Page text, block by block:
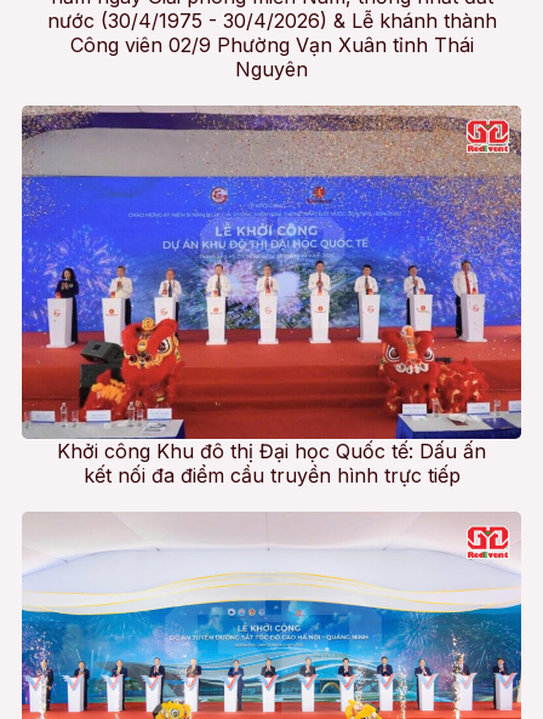
nước (30/4/1975 - 30/4/2026) & Lễ khánh thành
Công viên 02/9 Phường Vạn Xuân tỉnh Thái
Nguyên
Khởi công Khu đô thị Đại học Quốc tế: Dấu ấn
kết nối đa điểm cầu truyền hình trực tiếp